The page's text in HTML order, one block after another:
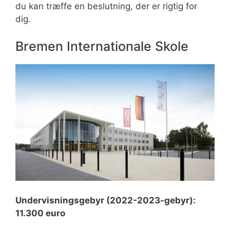
du kan træffe en beslutning, der er rigtig for
dig.
Bremen Internationale Skole
Undervisningsgebyr (2022-2023-gebyr):
11.300 euro